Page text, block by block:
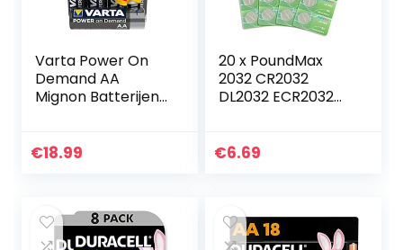
Varta Power On
Demand AA
Mignon Batterijen
Flexibel En
€18.99
20 x PoundMax
2032 CR2032
DL2032 ECR2032
n
€6.69